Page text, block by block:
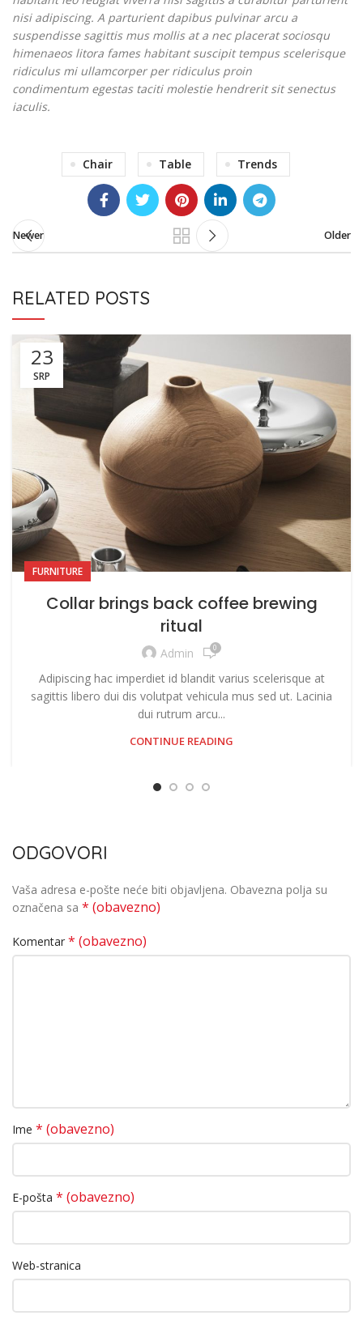
nisi adipiscing. A parturient dapibus pulvinar arcu a
suspendisse sagittis mus mollis at a nec placerat sociosqu
himenaeos litora fames habitant suscipit tempus scelerisque
ridiculus mi ullamcorper per ridiculus proin
condimentum egestas taciti molestie hendrerit sit senectus
iaculis.
Chair Table Trends
Newer Older
RELATED POSTS
23
SRP
FURNITURE
Collar brings back coffee brewing
ritual
Admin 0
Adipiscing hac imperdiet id blandit varius scelerisque at
sagittis libero dui dis volutpat vehicula mus sed ut. Lacinia
dui rutrum arcu...
CONTINUE READING
ODGOVORI
Vaša adresa e-pošte neće biti objavljena. Obavezna polja su
označena sa * (obavezno)
Komentar * (obavezno)
Ime * (obavezno)
E-pošta * (obavezno)
Web-stranica